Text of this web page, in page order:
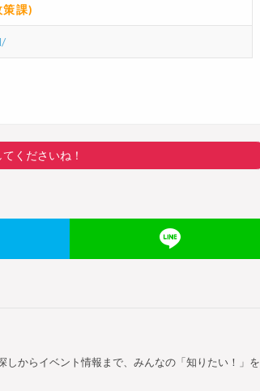
課)
くださいね！
からイベント情報まで、みんなの「知りたい！」を